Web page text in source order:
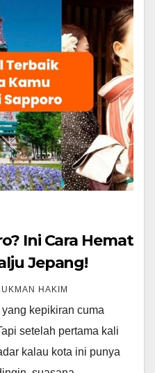
Ini Cara Hemat
Jepang!
HAKIM
kepikiran cuma
setelah pertama kali
kalau kota ini punya